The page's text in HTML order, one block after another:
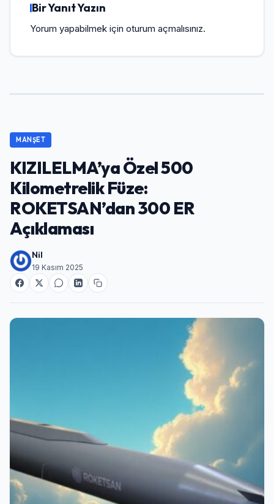
Bir Yanıt Yazın
Yorum yapabilmek için oturum açmalısınız.
MANŞET
KIZILELMA’ya Özel 500
Kilometrelik Füze:
ROKETSAN’dan 300 ER
Açıklaması
Nil
19 Kasım 2025